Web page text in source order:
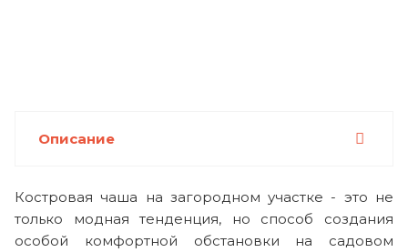
Описание
Костровая чаша на загородном участке - это не
только модная тенденция, но способ создания
особой комфортной обстановки на садовом